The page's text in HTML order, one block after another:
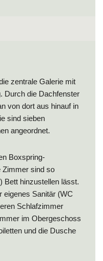
zentrale Galerie mit
Durch die Dachfenster
von dort aus hinauf in
sind sieben
angeordnet.
Boxspring-
Zimmer sind so
Bett hinzustellen lässt.
eigenes Sanitär (WC
Schlafzimmer
im Obergeschoss
und die Dusche